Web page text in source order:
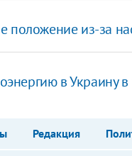
из-за
в
Редакция